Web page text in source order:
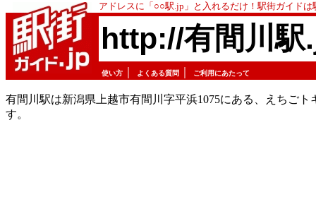
アドレスに「○○駅.jp」と入れるだけ！駅街ガイド
http://有間川駅
使い方 よくある質問 ご利用にあたって
有間川駅は新潟県上越市有間川字平浜1075にある、えちごト
す。